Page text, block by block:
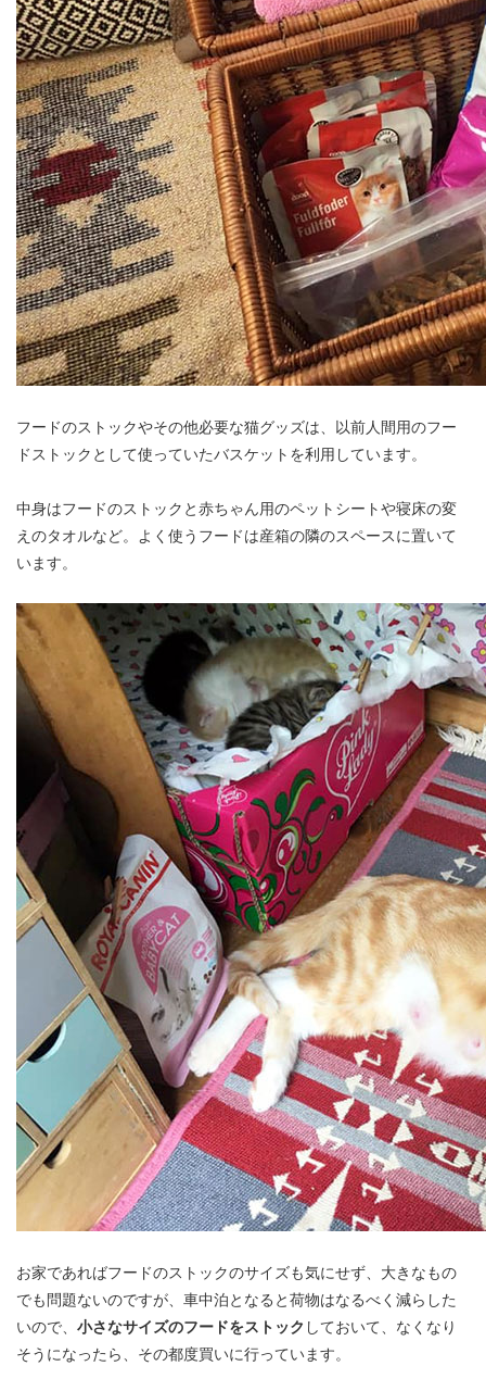
フードのストックやその他必要な猫グッズは、以前人間用のフー
ドストックとして使っていたバスケットを利用しています。
中身はフードのストックと赤ちゃん用のペットシートや寝床の変
えのタオルなど。よく使うフードは産箱の隣のスペースに置いて
います。
お家であればフードのストックのサイズも気にせず、大きなもの
でも問題ないのですが、車中泊となると荷物はなるべく減らした
いので、 小さなサイズのフードをストック しておいて、なくなり
そうになったら、その都度買いに行っています。